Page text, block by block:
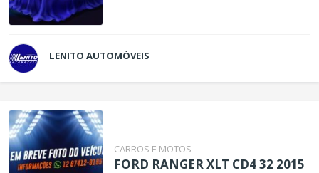
LENITO AUTOMÓVEIS
CARROS E MOTOS
FORD RANGER XLT CD4 32 2015